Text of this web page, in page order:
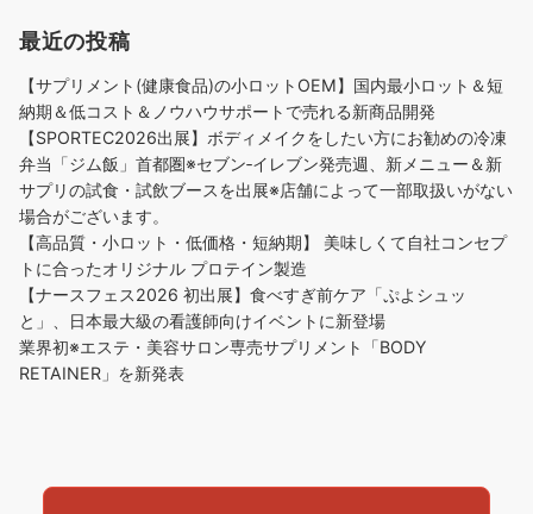
最近の投稿
【サプリメント(健康食品)の小ロットOEM】国内最小ロット＆短
納期＆低コスト＆ノウハウサポートで売れる新商品開発
【SPORTEC2026出展】ボディメイクをしたい方にお勧めの冷凍
弁当「ジム飯」首都圏※セブン‐イレブン発売週、新メニュー＆新
サプリの試食・試飲ブースを出展※店舗によって一部取扱いがない
場合がございます。
【高品質・小ロット・低価格・短納期】 美味しくて自社コンセプ
トに合ったオリジナル プロテイン製造
【ナースフェス2026 初出展】食べすぎ前ケア「ぷよシュッ
と」、日本最大級の看護師向けイベントに新登場
業界初※エステ・美容サロン専売サプリメント「BODY
RETAINER」を新発表